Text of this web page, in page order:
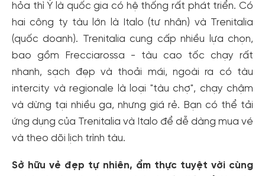
hỏa thì Ý là quốc gia có hệ thống rất phát triển. Có
hai công ty tàu lớn là Italo (tư nhân) và Trenitalia
(quốc doanh). Trenitalia cung cấp nhiều lựa chọn,
bao gồm Frecciarossa - tàu cao tốc chạy rất
nhanh, sạch đẹp và thoải mái, ngoài ra có tàu
intercity và regionale là loại "tàu chợ", chạy chậm
và dừng tại nhiều ga, nhưng giá rẻ. Bạn có thể tải
ứng dụng của Trenitalia và Italo để dễ dàng mua vé
và theo dõi lịch trình tàu.
Sở hữu vẻ đẹp tự nhiên, ẩm thực tuyệt vời cùng